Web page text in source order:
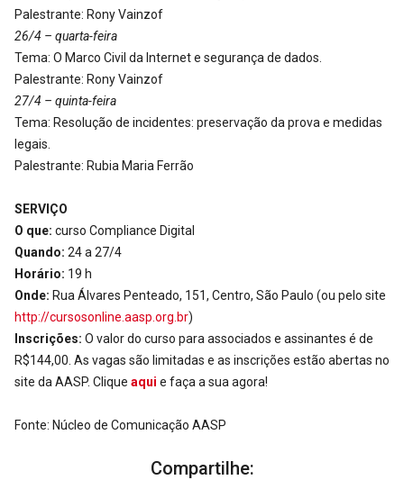
Palestrante: Rony Vainzof
26/4 – quarta-feira
Tema: O Marco Civil da Internet e segurança de dados.
Palestrante: Rony Vainzof
27/4 – quinta-feira
Tema: Resolução de incidentes: preservação da prova e medidas
legais.
Palestrante: Rubia Maria Ferrão
SERVIÇO
O que: curso Compliance Digital
Quando: 24 a 27/4
Horário: 19 h
Onde: Rua Álvares Penteado, 151, Centro, São Paulo (ou pelo site
http://cursosonline.aasp.org.br)
Inscrições: O valor do curso para associados e assinantes é de
R$144,00. As vagas são limitadas e as inscrições estão abertas no
site da AASP. Clique aqui e faça a sua agora!
Fonte: Núcleo de Comunicação AASP
Compartilhe: